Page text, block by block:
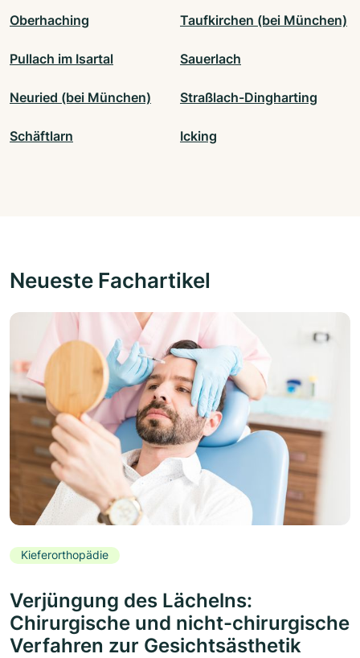
Oberhaching Taufkirchen (bei München)
Pullach im Isartal Sauerlach
Neuried (bei München) Straßlach-Dingharting
Schäftlarn Icking
Neueste Fachartikel
Kieferorthopädie
Verjüngung des Lächelns:
Chirurgische und nicht-chirurgische
Verfahren zur Gesichtsästhetik